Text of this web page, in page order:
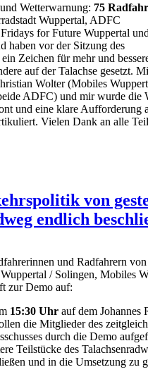
Wetterwarnung: 75
Wuppertal, ADFC
for Future Wuppertal
haben vor der Sitzung des
ein Zeichen für mehr und
auf der Talachse gesetzt.
Wolter (Mobiles
ADFC) und mir wurde die
und eine klare Aufforderung
Vielen Dank an alle
von
endlich
und Radfahrern
/ Solingen, Mobiles
zur Demo auf:
15:30 Uhr auf dem Johannes
die Mitglieder des
durch die Demo
Teilstücke des
und in die Umsetzung zu